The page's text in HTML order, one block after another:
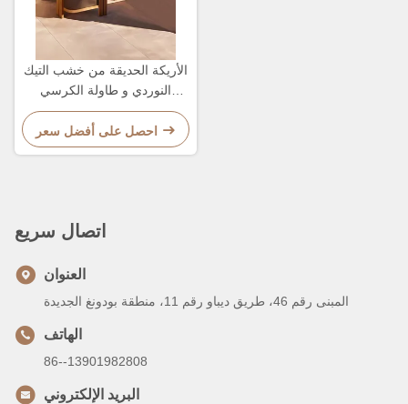
الأريكة الحديقة من خشب التيك
النوردي و طاولة الكرسي
الترفيهي المجموعة الأثاث
الخارجية
احصل على أفضل سعر
اتصال سريع
العنوان
المبنى رقم 46، طريق ديباو رقم 11، منطقة بودونغ الجديدة
الهاتف
86--13901982808
البريد الإلكتروني